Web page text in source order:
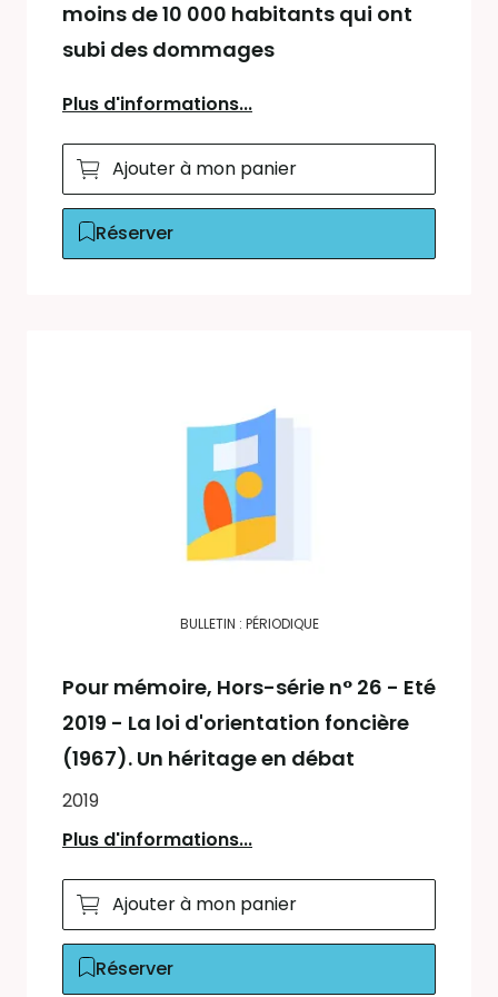
moins de 10 000 habitants qui ont
subi des dommages
Plus d'informations...
Ajouter à mon panier
Réserver
BULLETIN : PÉRIODIQUE
Pour mémoire, Hors-série n° 26 - Eté
2019 - La loi d'orientation foncière
(1967). Un héritage en débat
2019
Plus d'informations...
Ajouter à mon panier
Réserver